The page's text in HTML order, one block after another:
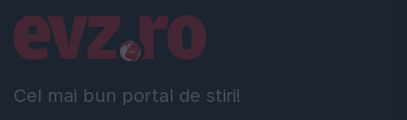
Cel mai bun portal de stiri!
Linkuri utile